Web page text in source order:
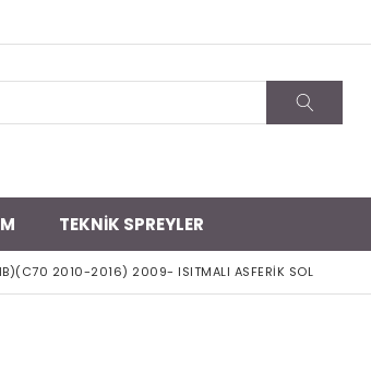
TEKNİK SPREYLER
2010-2016) 2009- ISITMALI ASFERİK SOL